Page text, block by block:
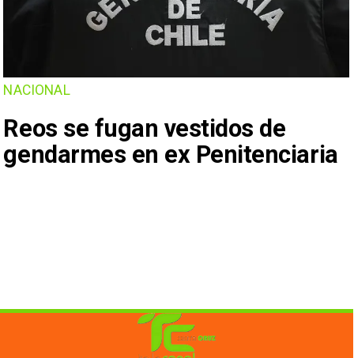
NACIONAL
Reos se fugan vestidos de
gendarmes en ex Penitenciaria